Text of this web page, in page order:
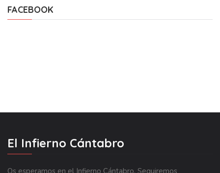
FACEBOOK
El Infierno Cántabro